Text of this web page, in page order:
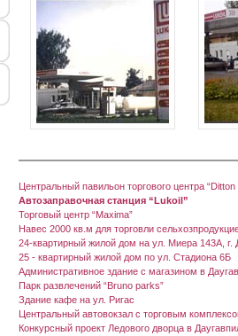
Центральный павильон торгового центра “Ditton
Автозаправочная станция “Lukoil”
Торговый центр “Maxima”
Навес 2000 кв.м для торговли
24-квартирный жилой дом на ул. Миера 143А, г.
25 - квартирный жилой дом по ул. Стадиона 6Б
Административное здание с магазином в
Парк развлечений “Bruno parks”
Здание кафе на ул. Ригас
Центральный автовокзал с торговым
Конкурсный проект Ледового дворца в